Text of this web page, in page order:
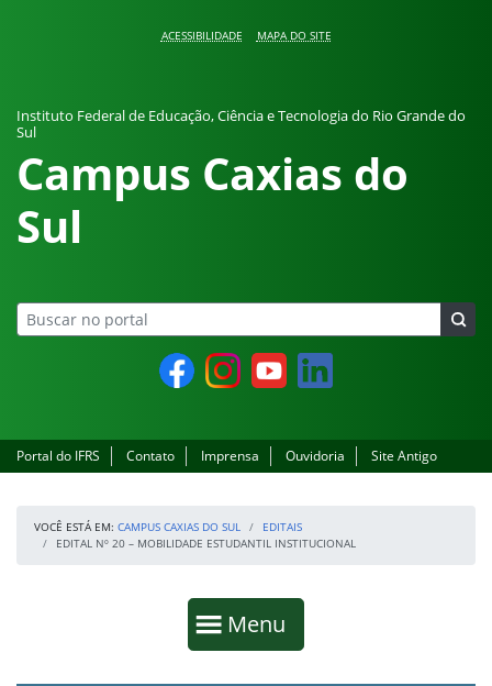
ACESSIBILIDADE MAPA DO SITE
Instituto Federal de Educação, Ciência e Tecnologia do Rio Grande do
Sul
Campus Caxias do
Sul
FacebookInstagramYouTube LinkedIn
Portal do IFRS Contato Imprensa Ouvidoria Site Antigo
VOCÊ ESTÁ EM: CAMPUS CAXIAS DO SUL
EDITAIS
EDITAL Nº 20 – MOBILIDADE ESTUDANTIL INSTITUCIONAL
Mostrar
Menu